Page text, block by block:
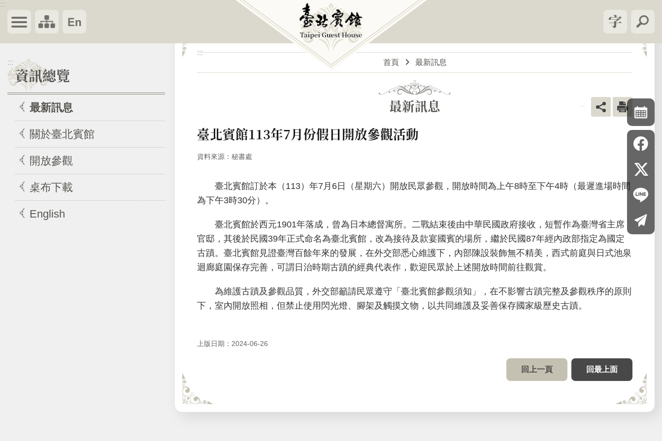
跳到主要內容區塊
:::
:::
資訊總覽
最新訊息
關於臺北賓館
開放參觀
桌布下載
English
:::
首頁
最新訊息
最新訊息
臺北賓館113年7月份假日開放參觀活動
資料來源：秘書處
臺北賓館訂於本（113）年7月6日（星期六）開放民眾參觀，開放時間為上午8時至下午4時（最遲進場時間
為下午3時30分）。
臺北賓館於西元1901年落成，曾為日本總督寓所。二戰結束後由中華民國政府接收，短暫作為臺灣省主席
官邸，其後於民國39年正式命名為臺北賓館，改為接待及款宴國賓的場所，繼於民國87年經內政部指定為國定
古蹟。臺北賓館見證臺灣百餘年來的發展，在外交部悉心維護下，內部陳設裝飾無不精美，西式前庭與日式池泉
迴廊庭園保存完善，可謂日治時期古蹟的經典代表作，歡迎民眾於上述開放時間前往觀賞。
為維護古蹟及參觀品質，外交部籲請民眾遵守「臺北賓館參觀須知」，在不影響古蹟完整及參觀秩序的原則
下，室內開放照相，但禁止使用閃光燈、腳架及觸摸文物，以共同維護及妥善保存國家級歷史古蹟。
上版日期：2024-06-26
回上一頁 回最上面